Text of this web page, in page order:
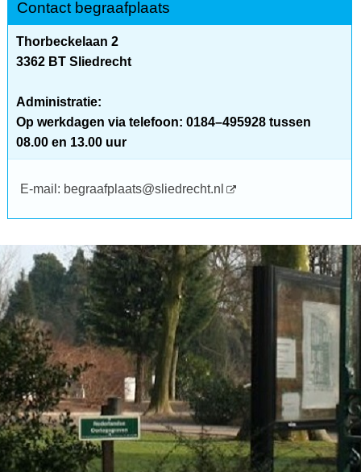
Contact begraafplaats
Thorbeckelaan 2
3362 BT Sliedrecht
Administratie:
Op werkdagen via telefoon: 0184–495928 tussen
08.00 en 13.00 uur
E-mail: begraafplaats@sliedrecht.nl